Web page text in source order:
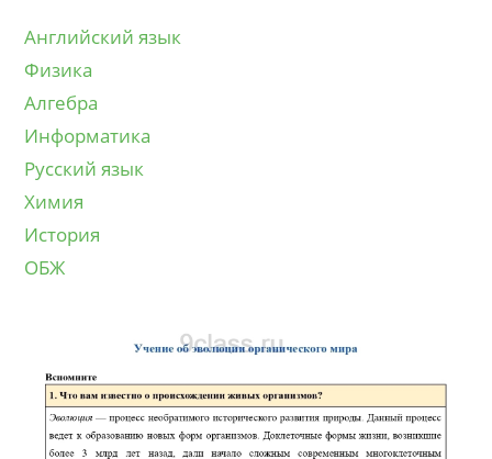
Английский язык
Физика
Алгебра
Информатика
Русский язык
Химия
История
ОБЖ